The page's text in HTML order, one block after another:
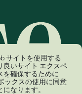
サイトを使用する
良いサイト エクスペ
を確保するために
ックスの使用に同意
になります。